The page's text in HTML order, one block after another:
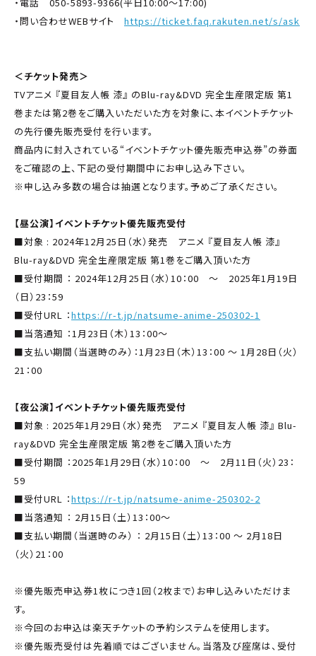
・問い合わせWEBサイト https://ticket.faq.rakuten.net/s/ask
＜チケット発売＞
TVアニメ 『夏目友人帳 漆』 のBlu-ray&DVD 完全生産限定版 第1
巻または第2巻をご購入いただいた方を対象に、本イベントチケット
の先行優先販売受付を行います。
商品内に封入されている“イベントチケット優先販売申込券”の券面
をご確認の上、下記の受付期間中にお申し込み下さい。
※申し込み多数の場合は抽選となります。予めご了承ください。
【昼公演】イベントチケット優先販売受付
■対象 : 2024年12月25日（水）発売 アニメ 『夏目友人帳 漆』
Blu-ray&DVD 完全生産限定版 第1巻をご購入頂いた方
■受付期間 ： 2024年12月25日（水）10：00 ～ 2025年1月19日
（日）23：59
■受付URL ：https://r-t.jp/natsume-anime-250302-1
■当落通知 ：1月23日（木）13：00～
■支払い期間（当選時のみ）：1月23日（木）13：00 ～ 1月28日（火）
21：00
【夜公演】イベントチケット優先販売受付
■対象 : 2025年1月29日（水）発売 アニメ 『夏目友人帳 漆』 Blu-
ray&DVD 完全生産限定版 第2巻をご購入頂いた方
■受付期間 ：2025年1月29日（水）10：00 ～ 2月11日（火）23：
59
■受付URL ：https://r-t.jp/natsume-anime-250302-2
■当落通知 ： 2月15日（土）13：00～
■支払い期間（当選時のみ） ： 2月15日（土）13：00 ～ 2月18日
（火）21：00
※優先販売申込券1枚につき1回（2枚まで）お申し込みいただけま
す。
※今回のお申込は楽天チケットの予約システムを使用します。
※優先販売受付は先着順ではございません。当落及び座席は、受付